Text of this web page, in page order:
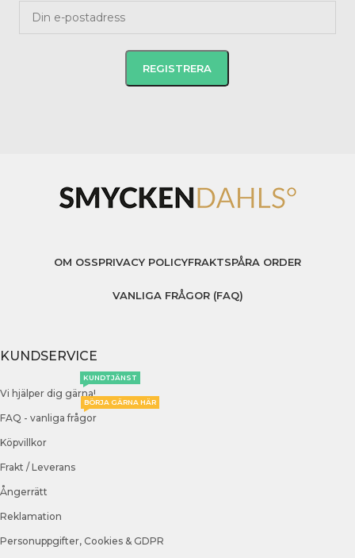
OM OSSPRIVACY POLICYFRAKTSPÅRA ORDER
VANLIGA FRÅGOR (FAQ)
KUNDSERVICE
Vi hjälper dig gärna!
KUNDTJÄNST
FAQ - vanliga frågor
BÖRJA GÄRNA HÄR
Köpvillkor
Frakt / Leverans
Ångerrätt
Reklamation
Personuppgifter, Cookies & GDPR